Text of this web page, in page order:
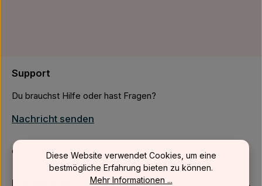
Support
Du brauchst Hilfe oder hast Fragen?
Nachricht senden
oder über unserKontaktformular
Firmenkunden
Diese Website verwendet Cookies, um eine
bestmögliche Erfahrung bieten zu können.
Mehr Informationen ...